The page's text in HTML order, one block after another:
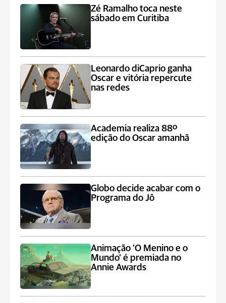
Zé Ramalho toca neste
sábado em Curitiba
Leonardo diCaprio ganha
Oscar e vitória repercute
nas redes
Academia realiza 88º
edição do Oscar amanhã
Globo decide acabar com o
Programa do Jô
Animação 'O Menino e o
Mundo' é premiada no
Annie Awards